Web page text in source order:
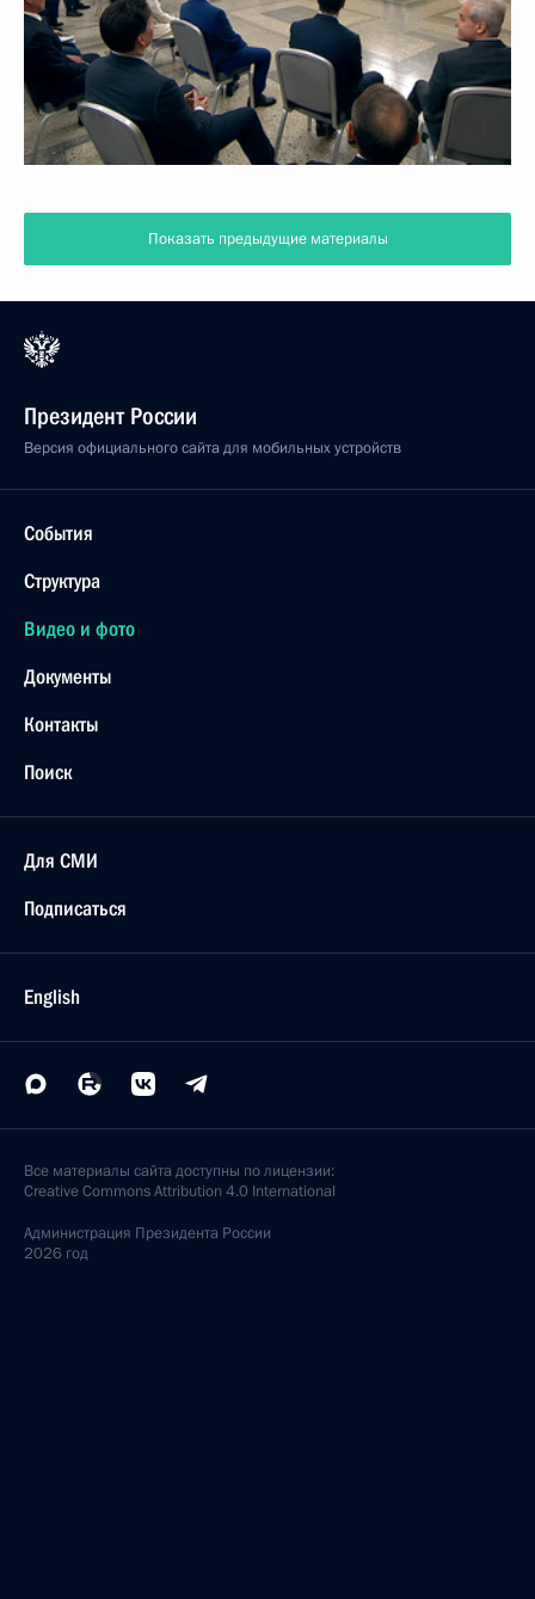
Показать предыдущие материалы
Президент России
Версия официального сайта для мобильных устройств
События
Структура
Видео и фото
Документы
Контакты
Поиск
Для СМИ
Подписаться
English
Все материалы сайта доступны по лицензии:
Creative Commons Attribution 4.0 International
Администрация Президента России
2026 год